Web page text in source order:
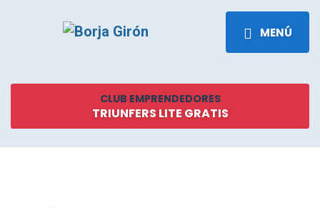
MENÚ
CLUB EMPRENDEDORES
TRIUNFERS LITE GRATIS